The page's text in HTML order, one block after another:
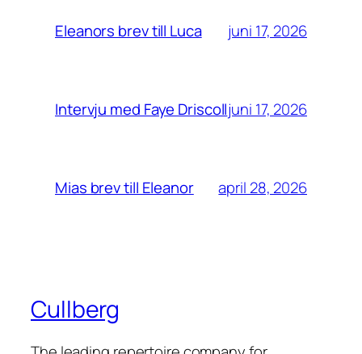
Eleanors brev till Luca juni 17, 2026
Intervju med Faye Driscolljuni 17, 2026
Mias brev till Eleanor april 28, 2026
Cullberg